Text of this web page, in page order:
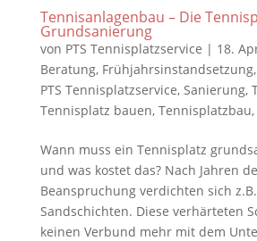
Tennisanlagenbau – Die
Grundsanierung
von PTS Tennisplatzservice | 18.
Beratung, Frühjahrsinstandsetzung,
PTS Tennisplatzservice, Sanierung,
Tennisplatz bauen, Tennisplatzbau,
Wann muss ein Tennisplatz
und was kostet das? Nach Jahren
Beanspruchung verdichten sich
Sandschichten. Diese verhärteten
keinen Verbund mehr mit dem